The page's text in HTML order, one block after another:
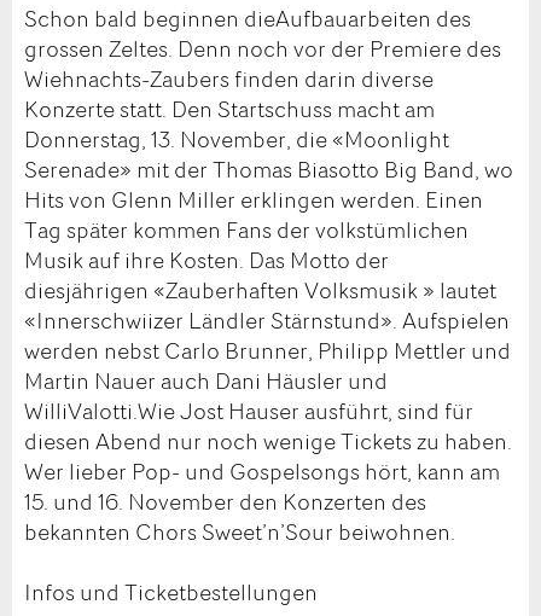
Schon bald beginnen dieAufbauarbeiten des
grossen Zeltes. Denn noch vor der Premiere des
Wiehnachts-Zaubers finden darin diverse
Konzerte statt. Den Startschuss macht am
Donnerstag, 13. November, die «Moonlight
Serenade» mit der Thomas Biasotto Big Band, wo
Hits von Glenn Miller erklingen werden. Einen
Tag später kommen Fans der volkstümlichen
Musik auf ihre Kosten. Das Motto der
diesjährigen «Zauberhaften Volksmusik » lautet
«Innerschwiizer Ländler Stärnstund». Aufspielen
werden nebst Carlo Brunner, Philipp Mettler und
Martin Nauer auch Dani Häusler und
WilliValotti.Wie Jost Hauser ausführt, sind für
diesen Abend nur noch wenige Tickets zu haben.
Wer lieber Pop- und Gospelsongs hört, kann am
15. und 16. November den Konzerten des
bekannten Chors Sweet’n’Sour beiwohnen.
Infos und Ticketbestellungen